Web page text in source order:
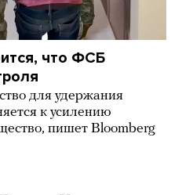
что ФСБ
для удержания
к усилению
пишет Bloomberg